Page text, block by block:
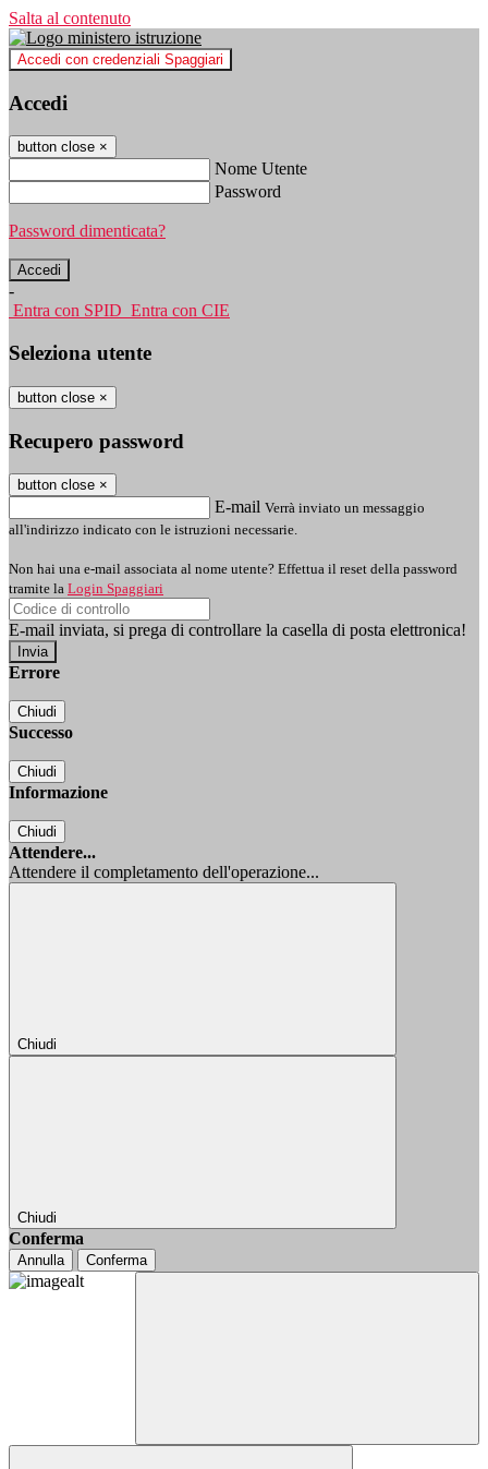
Salta al contenuto
Accedi con credenziali Spaggiari
Accedi
button close ×
Nome Utente
Password
Password dimenticata?
-
Entra con SPID Entra con CIE
Seleziona utente
button close ×
Recupero password
button close ×
E-mail Verrà inviato un messaggio
all'indirizzo indicato con le istruzioni necessarie.
Non hai una e-mail associata al nome utente? Effettua il reset della password
tramite la Login Spaggiari
E-mail inviata, si prega di controllare la casella di posta elettronica!
Errore
Chiudi
Successo
Chiudi
Informazione
Chiudi
Attendere...
Attendere il completamento dell'operazione...
Chiudi
Chiudi
Conferma
Annulla Conferma